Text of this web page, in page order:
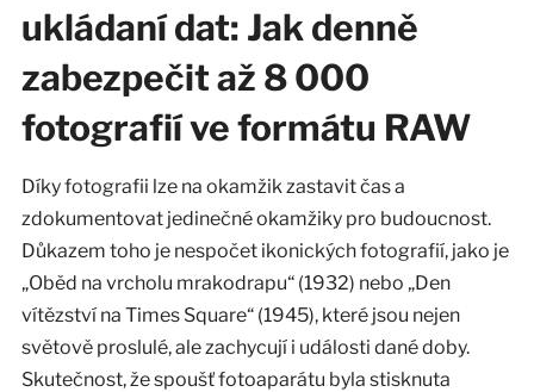
ukládaní dat: Jak denně
zabezpečit až 8 000
fotografií ve formátu RAW
Díky fotografii lze na okamžik zastavit čas a
zdokumentovat jedinečné okamžiky pro budoucnost.
Důkazem toho je nespočet ikonických fotografií, jako je
„Oběd na vrcholu mrakodrapu“ (1932) nebo „Den
vítězství na Times Square“ (1945), které jsou nejen
světově proslulé, ale zachycují i události dané doby.
Skutečnost, že spoušť fotoaparátu byla stisknuta